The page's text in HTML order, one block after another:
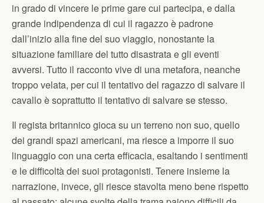
in grado di vincere le prime gare cui partecipa, e dalla
grande indipendenza di cui il ragazzo è padrone
dall’inizio alla fine del suo viaggio, nonostante la
situazione familiare del tutto disastrata e gli eventi
avversi. Tutto il racconto vive di una metafora, neanche
troppo velata, per cui il tentativo del ragazzo di salvare il
cavallo è soprattutto il tentativo di salvare se stesso.
Il regista britannico gioca su un terreno non suo, quello
dei grandi spazi americani, ma riesce a imporre il suo
linguaggio con una certa efficacia, esaltando i sentimenti
e le difficoltà dei suoi protagonisti. Tenere insieme la
narrazione, invece, gli riesce stavolta meno bene rispetto